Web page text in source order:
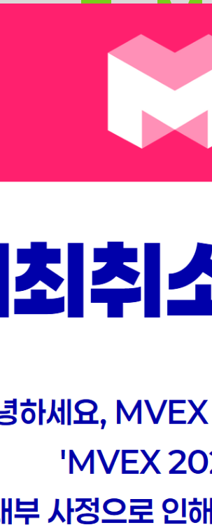
,To
면, 2026년은 기술이 현실로 나와 산
가지 트랙으로 만나보세요.
전 세계 VC,
차후